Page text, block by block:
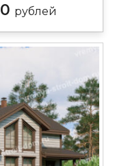
рублей